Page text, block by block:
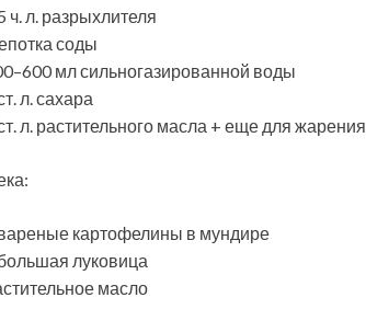
ч. л. разрыхлителя
соды
мл сильногазированной воды
л. сахара
л. растительного масла + еще для жарения
картофелины в мундире
луковица
масло